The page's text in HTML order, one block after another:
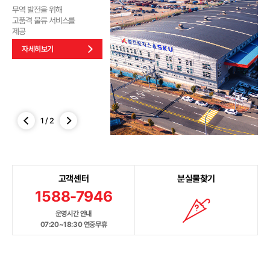
무역 발전을 위해
고품격 물류 서비스를
제공
자세히보기
1 /2
고객센터
1588-7946
운영시간 안내
07:20~18:30 연중무휴
분실물찾기